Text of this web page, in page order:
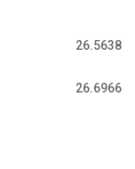
26.5638
26.6966